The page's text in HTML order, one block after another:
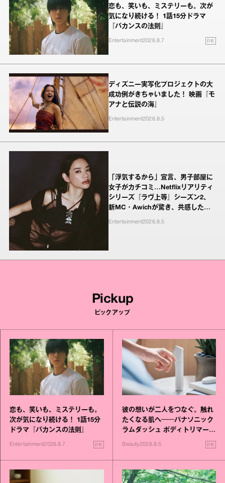
恋も、笑いも、ミステリーも。次が
気になり続ける！ 1話15分ドラマ
『バカンスの法則』
Entertainment2026.8.7 PR
ディズニー実写化プロジェクトの大
成功例がきちゃいました！ 映画『モ
アナと伝説の海』
Entertainment2026.8.5
「浮気するから」宣言、男子部屋に
女子がカチコミ…Netflixリアリティ
シリーズ『ラヴ上等』シーズン2、
新MC・Awichが驚き、共感したヤ
Entertainment2026.8.5
Pickup
ピックアップ
恋も、笑いも、ミステリーも。
次が気になり続ける！ 1話15分
ドラマ『バカンスの法則』
Entertainment2026.8.7 PR
彼の想いが二人をつなぐ。触れ
たくなる肌へ──パナソニック
ラムダッシュ ボディトリマーが
Beauty2026.8.5 PR